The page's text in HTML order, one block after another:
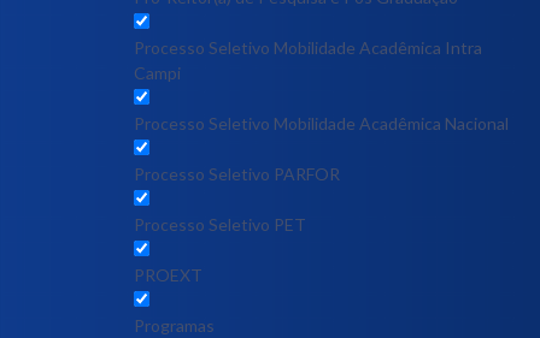
Processo Seletivo Mobilidade Acadêmica Intra
Campi
Processo Seletivo Mobilidade Acadêmica Nacional
Processo Seletivo PARFOR
Processo Seletivo PET
PROEXT
Programas